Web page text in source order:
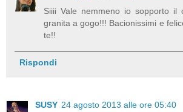
Siiii Vale nemmeno io sopporto il
granita a gogo!!! Bacionissimi e
te!!
Rispondi
SUSY 24 agosto 2013 alle ore 05:40